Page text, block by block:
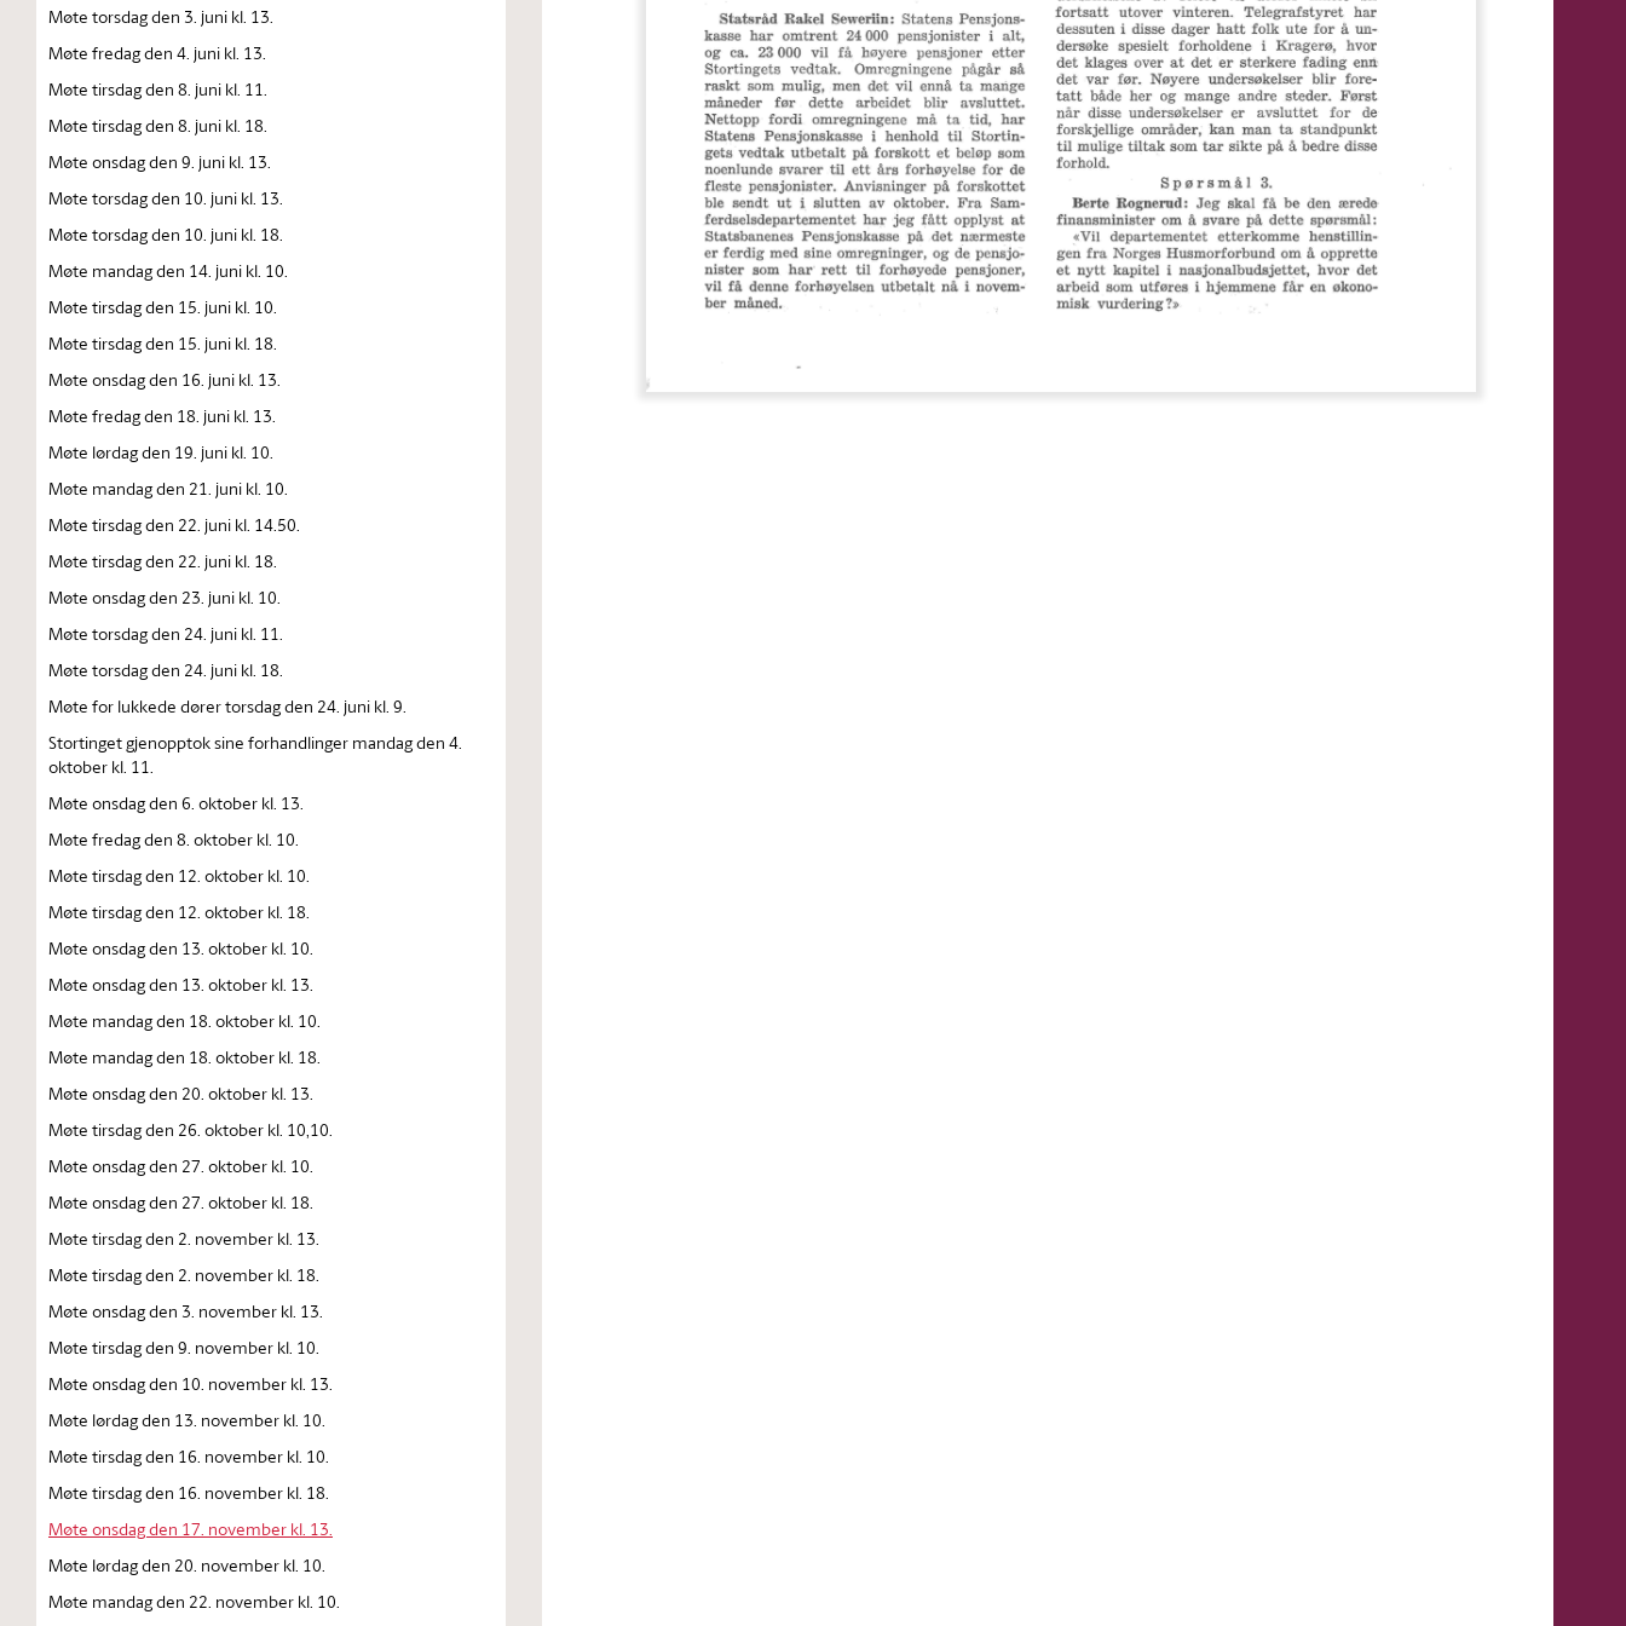
Møte torsdag den 3. juni kl. 13.
Møte fredag den 4. juni kl. 13.
Møte tirsdag den 8. juni kl. 11.
Møte tirsdag den 8. juni kl. 18.
Møte onsdag den 9. juni kl. 13.
Møte torsdag den 10. juni kl. 13.
Møte torsdag den 10. juni kl. 18.
Møte mandag den 14. juni kl. 10.
Møte tirsdag den 15. juni kl. 10.
Møte tirsdag den 15. juni kl. 18.
Møte onsdag den 16. juni kl. 13.
Møte fredag den 18. juni kl. 13.
Møte lørdag den 19. juni kl. 10.
Møte mandag den 21. juni kl. 10.
Møte tirsdag den 22. juni kl. 14.50.
Møte tirsdag den 22. juni kl. 18.
Møte onsdag den 23. juni kl. 10.
Møte torsdag den 24. juni kl. 11.
Møte torsdag den 24. juni kl. 18.
Møte for lukkede dører torsdag den 24. juni kl. 9.
Stortinget gjenopptok sine forhandlinger mandag den 4.
oktober kl. 11.
Møte onsdag den 6. oktober kl. 13.
Møte fredag den 8. oktober kl. 10.
Møte tirsdag den 12. oktober kl. 10.
Møte tirsdag den 12. oktober kl. 18.
Møte onsdag den 13. oktober kl. 10.
Møte onsdag den 13. oktober kl. 13.
Møte mandag den 18. oktober kl. 10.
Møte mandag den 18. oktober kl. 18.
Møte onsdag den 20. oktober kl. 13.
Møte tirsdag den 26. oktober kl. 10,10.
Møte onsdag den 27. oktober kl. 10.
Møte onsdag den 27. oktober kl. 18.
Møte tirsdag den 2. november kl. 13.
Møte tirsdag den 2. november kl. 18.
Møte onsdag den 3. november kl. 13.
Møte tirsdag den 9. november kl. 10.
Møte onsdag den 10. november kl. 13.
Møte lørdag den 13. november kl. 10.
Møte tirsdag den 16. november kl. 10.
Møte tirsdag den 16. november kl. 18.
Møte onsdag den 17. november kl. 13.
Møte lørdag den 20. november kl. 10.
Møte mandag den 22. november kl. 10.